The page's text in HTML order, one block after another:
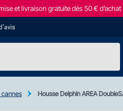
et livraison gratuite dès 50 € d’achat
cannes Housse Delphin AREA